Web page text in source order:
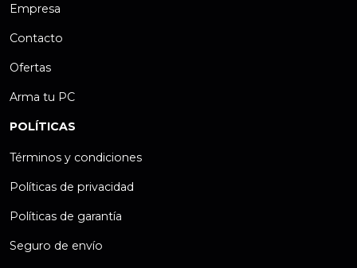
Empresa
Contacto
Ofertas
Arma tu PC
POLÍTICAS
Términos y condiciones
Políticas de privacidad
Políticas de garantía
Seguro de envío